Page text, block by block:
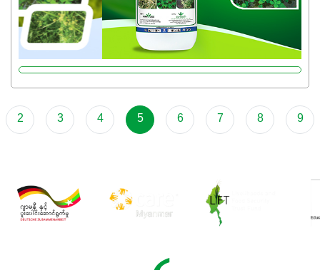
2 3 4 5 6 7 8 9